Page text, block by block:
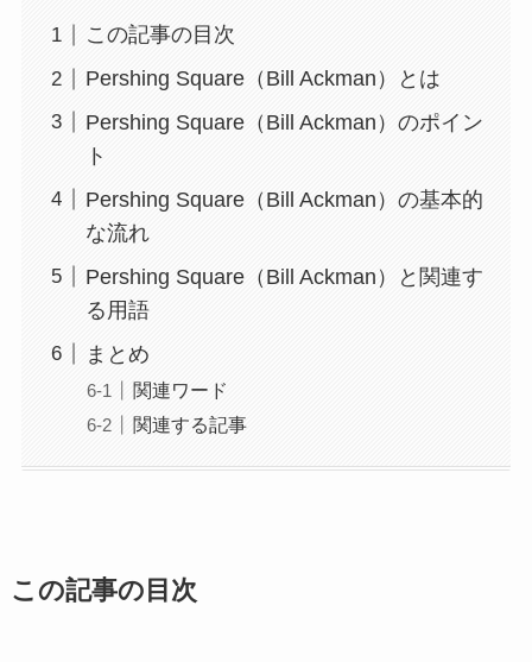
この記事の目次
Pershing Square（Bill Ackman）とは
Pershing Square（Bill Ackman）のポイン
ト
Pershing Square（Bill Ackman）の基本的
な流れ
Pershing Square（Bill Ackman）と関連す
る用語
まとめ
関連ワード
関連する記事
この記事の目次